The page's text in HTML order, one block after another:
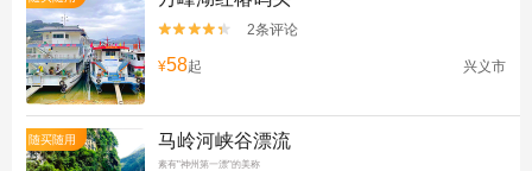

 2条评论
¥58起 兴义市
随买随用 马岭河峡谷漂流
素有"神州第一漂"的美称